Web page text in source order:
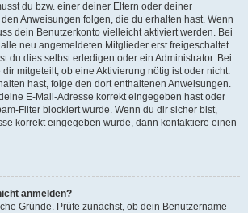
du bzw. einer deiner Eltern oder deiner
Anweisungen folgen, die du erhalten hast. Wenn
dein Benutzerkonto vielleicht aktiviert werden. Bei
neu angemeldeten Mitglieder erst freigeschaltet
du dies selbst erledigen oder ein Administrator. Bei
mitgeteilt, ob eine Aktivierung nötig ist oder nicht.
hast, folge den dort enthaltenen Anweisungen.
E-Mail-Adresse korrekt eingegeben hast oder
Filter blockiert wurde. Wenn du dir sicher bist,
korrekt eingegeben wurde, dann kontaktiere einen
anmelden?
Gründe. Prüfe zunächst, ob dein Benutzername